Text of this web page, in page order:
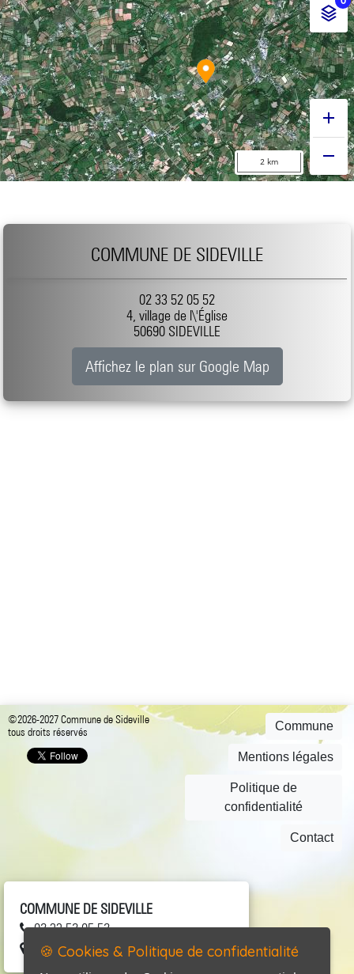
COMMUNE DE SIDEVILLE
02 33 52 05 52
4, village de l\'Église
50690 SIDEVILLE
Affichez le plan sur Google Map
©2026-2027 Commune de Sideville
tous droits réservés
COMMUNE DE SIDEVILLE
02 33 52 05 52
4, village de l'Église 50690 SIDEVILLE
Commune
Mentions légales
Politique de
confidentialité
Contact
🍪 Cookies & Politique de confidentialité